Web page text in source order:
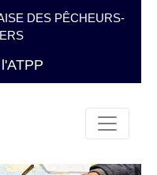
DES PÊCHEURS-